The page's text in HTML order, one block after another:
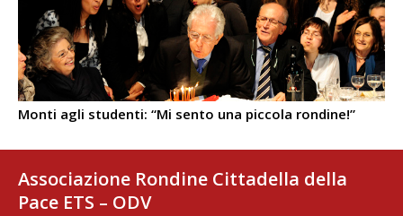
Monti agli studenti: “Mi sento una piccola rondine!”
Associazione Rondine Cittadella della
Pace ETS – ODV